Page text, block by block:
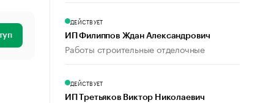
ДЕЙСТВУЕТ
ИП Филиппов Ждан Александрович
Работы строительные отделочные
ДЕЙСТВУЕТ
ИП Третьяков Виктор Николаевич